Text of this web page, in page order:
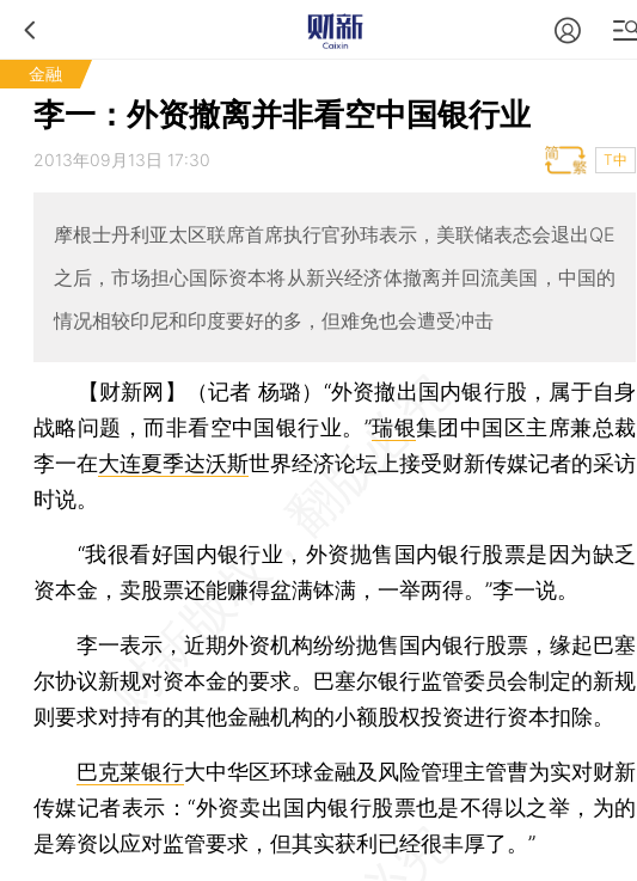
金融
李一：外资撤离并非看空中国银行业
2013年09月13日 17:30 T中
摩根士丹利亚太区联席首席执行官孙玮表示，美联储表态会退出QE
之后，市场担心国际资本将从新兴经济体撤离并回流美国，中国的
情况相较印尼和印度要好的多，但难免也会遭受冲击
【财新网】（记者 杨璐） “外资撤出国内银行股，属于自身
战略问题，而非看空中国银行业。”瑞银集团中国区主席兼总裁
李一在大连夏季达沃斯世界经济论坛上接受财新传媒记者的采访
时说。
“我很看好国内银行业，外资抛售国内银行股票是因为缺乏
资本金，卖股票还能赚得盆满钵满，一举两得。”李一说。
李一表示，近期外资机构纷纷抛售国内银行股票，缘起巴塞
尔协议新规对资本金的要求。巴塞尔银行监管委员会制定的新规
则要求对持有的其他金融机构的小额股权投资进行资本扣除。
巴克莱银行大中华区环球金融及风险管理主管曹为实对财新
传媒记者表示：“外资卖出国内银行股票也是不得以之举，为的
是筹资以应对监管要求，但其实获利已经很丰厚了。”